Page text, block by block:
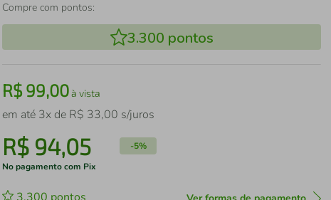
Compre com pontos:
3.300 pontos
R$99,00à vista
em até 3x de R$ 33,00 s/juros
R$ 94,05 -5%
No pagamento com Pix